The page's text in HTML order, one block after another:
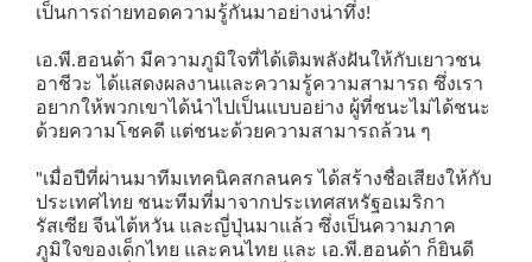
เป็นการถ่ายทอดความรู้กันมาอย่างน่าทึ่ง!
เอ.พี.ฮอนด้า มีความภูมิใจที่ได้เติมพลังฝันให้กับเยาวชน
อาชีวะ ได้แสดงผลงานและความรู้ความสามารถ ซึ่งเรา
อยากให้พวกเขาได้นำไปเป็นแบบอย่าง ผู้ที่ชนะไม่ได้ชนะ
ด้วยความโชคดี แต่ชนะด้วยความสามารถล้วน ๆ
"เมื่อปีที่ผ่านมาทีมเทคนิคสกลนคร ได้สร้างชื่อเสียงให้กับ
ประเทศไทย ชนะทีมที่มาจากประเทศสหรัฐอเมริกา
รัสเซีย จีนไต้หวัน และญี่ปุ่นมาแล้ว ซึ่งเป็นความภาค
ภูมิใจของเด็กไทย และคนไทย และ เอ.พี.ฮอนด้า ก็ยินดี